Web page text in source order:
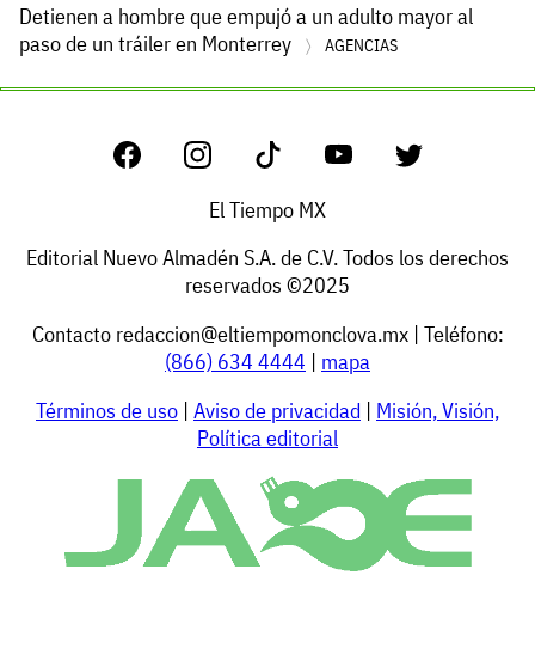
Detienen a hombre que empujó a un adulto mayor al
paso de un tráiler en Monterrey
AGENCIAS
El Tiempo MX
Editorial Nuevo Almadén S.A. de C.V. Todos los derechos
reservados ©2025
Contacto redaccion@eltiempomonclova.mx| Teléfono:
(866) 634 4444 | mapa
Términos de uso | Aviso de privacidad | Misión, Visión,
Política editorial